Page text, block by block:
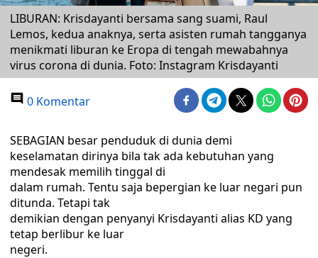
LIBURAN: Krisdayanti bersama sang suami, Raul
Lemos, kedua anaknya, serta asisten rumah tangganya
menikmati liburan ke Eropa di tengah mewabahnya
virus corona di dunia. Foto: Instagram Krisdayanti
0 Komentar
SEBAGIAN besar penduduk di dunia demi
keselamatan dirinya bila tak ada kebutuhan yang
mendesak memilih tinggal di
dalam rumah. Tentu saja bepergian ke luar negari pun
ditunda. Tetapi tak
demikian dengan penyanyi Krisdayanti alias KD yang
tetap berlibur ke luar
negeri.